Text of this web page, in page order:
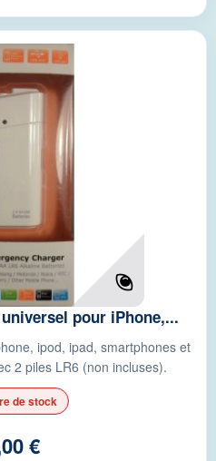
pour iPhone,...
ipod, ipad, smartphones et
2 piles LR6 (non incluses).
de stock
€